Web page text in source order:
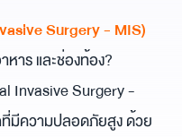
Surgery - MIS)
หาร และช่องท้อง?
Invasive Surgery -
ที่มีความปลอดภัยสูง ด้วย